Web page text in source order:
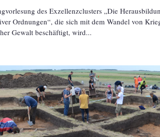
des Exzellenzclusters „Die
Ordnungen“, die sich mit dem Wandel von
Gewalt beschäftigt, wird